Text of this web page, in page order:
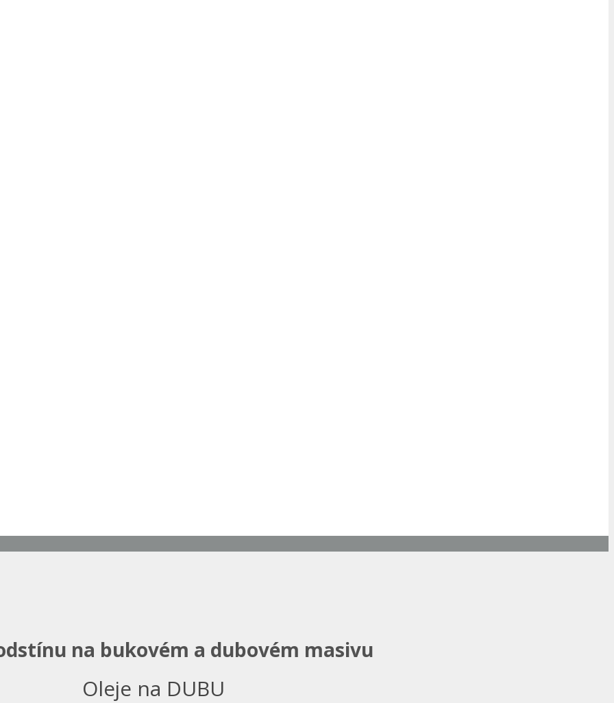
na bukovém a dubovém masivu
Oleje na DUBU